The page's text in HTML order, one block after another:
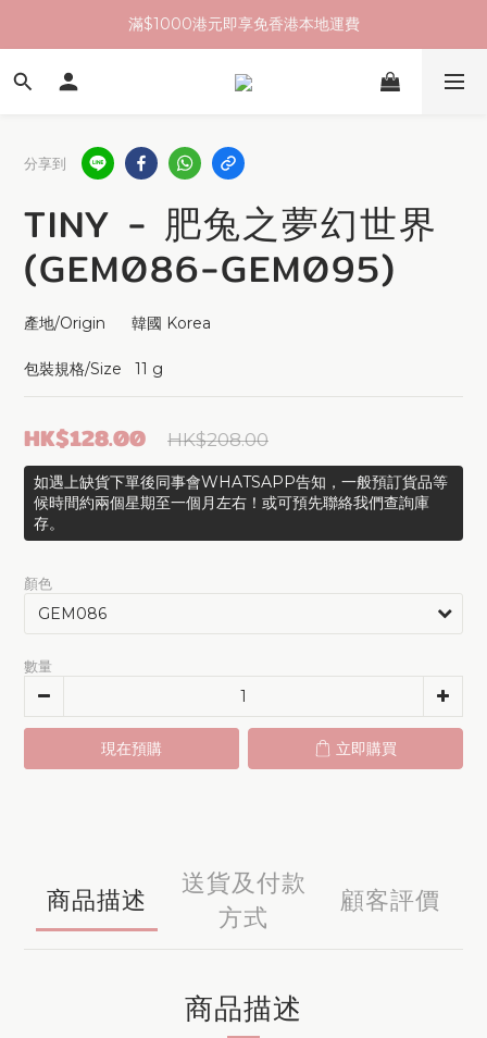
滿$1000港元即享免香港本地運費
分享到
TINY - 肥兔之夢幻世界
(GEM086-GEM095)
產地/Origin      韓國 Korea
包裝規格/Size   11 g
HK$208.00
HK$128.00
如遇上缺貨下單後同事會WHATSAPP告知，一般預訂貨品等
候時間約兩個星期至一個月左右！或可預先聯絡我們查詢庫
存。
顏色
數量
現在預購 立即購買
商品描述
送貨及付款
方式
顧客評價
商品描述